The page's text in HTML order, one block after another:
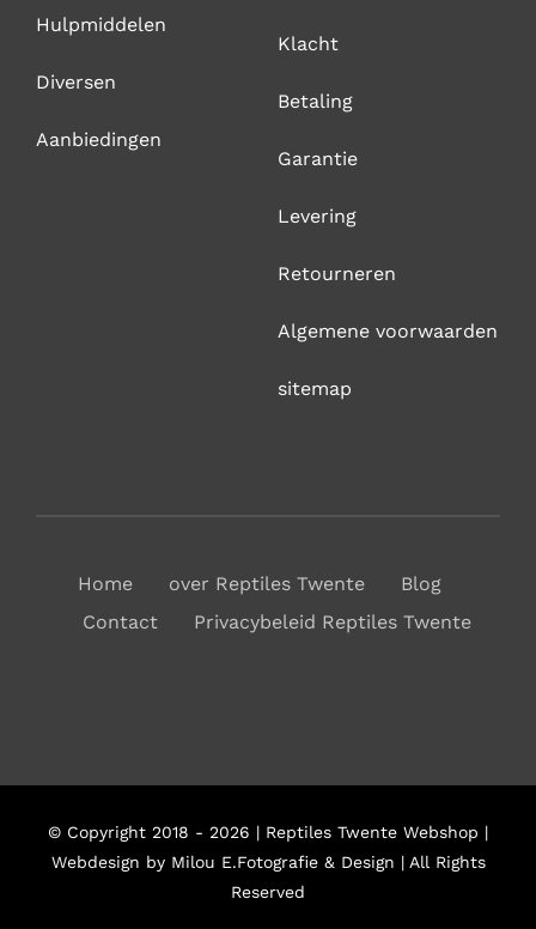
Hulpmiddelen
Diversen
Aanbiedingen
Klacht
Betaling
Garantie
Levering
Retourneren
Algemene voorwaarden
sitemap
Home over Reptiles Twente
Blog
Contact
Privacybeleid Reptiles Twente
© Copyright 2018 - 2026 | Reptiles Twente Webshop |
Webdesign by Milou E.Fotografie & Design | All Rights
Reserved